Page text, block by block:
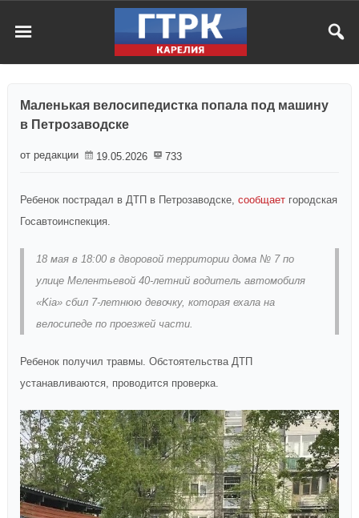
Маленькая велосипедистка попала под машину
в Петрозаводске
от редакции 19.05.2026 733
Ребенок пострадал в ДТП в Петрозаводске, сообщает городская
Госавтоинспекция.
18 мая в 18:00 в дворовой территории дома № 7 по
улице Мелентьевой 40-летний водитель автомобиля
«Kia» сбил 7-летнюю девочку, которая ехала на
велосипеде по проезжей части.
Ребенок получил травмы. Обстоятельства ДТП
устанавливаются, проводится проверка.